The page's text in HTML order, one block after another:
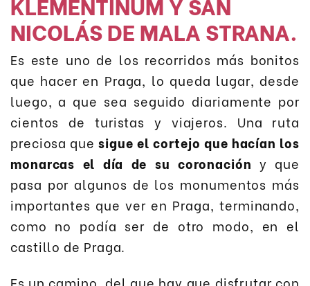
NICOLÁS DE MALA STRANA.
Es este uno de los recorridos más bonitos
que hacer en Praga, lo queda lugar, desde
luego, a que sea seguido diariamente por
cientos de turistas y viajeros. Una ruta
preciosa quesigue el cortejo que hacían los
monarcas el día de su coronación y que
pasa por algunos de los monumentos más
importantes que ver en Praga, terminando,
como no podía ser de otro modo, en el
castillo de Praga.